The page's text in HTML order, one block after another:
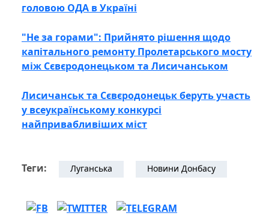
головою ОДА в Україні
"Не за горами": Прийнято рішення щодо
капітального ремонту Пролетарського мосту
між Сєвєродонецьком та Лисичанськом
Лисичанськ та Сєвєродонецьк беруть участь
у всеукраїнському конкурсі
найпривабливіших міст
Теги: Луганська Новини Донбасу